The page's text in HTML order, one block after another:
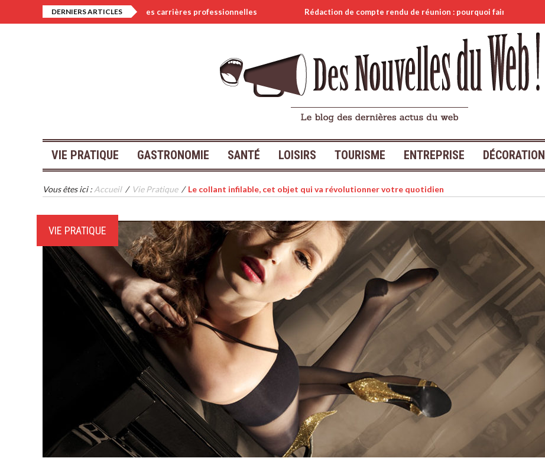
DERNIERS ARTICLES
de la technologie sur les carrières professionnelles Rédaction de compte rendu de réunion : pourquoi faire appel à un pro ?
VIE PRATIQUE GASTRONOMIE SANTÉ LOISIRS TOURISME ENTREPRISE DÉCORATION
Vous êtes ici : Accueil / Vie Pratique / Le collant infilable, cet objet qui va révolutionner votre quotidien
VIE PRATIQUE